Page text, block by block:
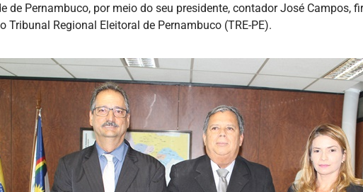
de Pernambuco, por meio do seu presidente, contador José
Tribunal Regional Eleitoral de Pernambuco (TRE-PE).